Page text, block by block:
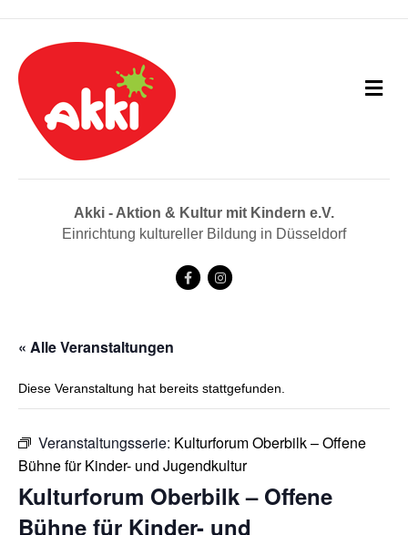
Akki - Aktion & Kultur mit Kindern e.V.
Einrichtung kultureller Bildung in Düsseldorf
F
I
N
a
a
« Alle Veranstaltungen
Diese Veranstaltung hat bereits stattgefunden.
Veranstaltungsserie: Kulturforum Oberbilk – Offene
Bühne für Kinder- und Jugendkultur
Kulturforum Oberbilk – Offene
Bühne für Kinder- und